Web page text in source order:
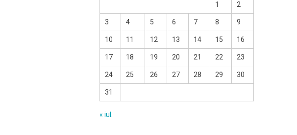
1 2
3 4 5 6 7 8 9
10 11 12 13 14 15 16
17 18 19 20 21 22 23
24 25 26 27 28 29 30
31
« iul.